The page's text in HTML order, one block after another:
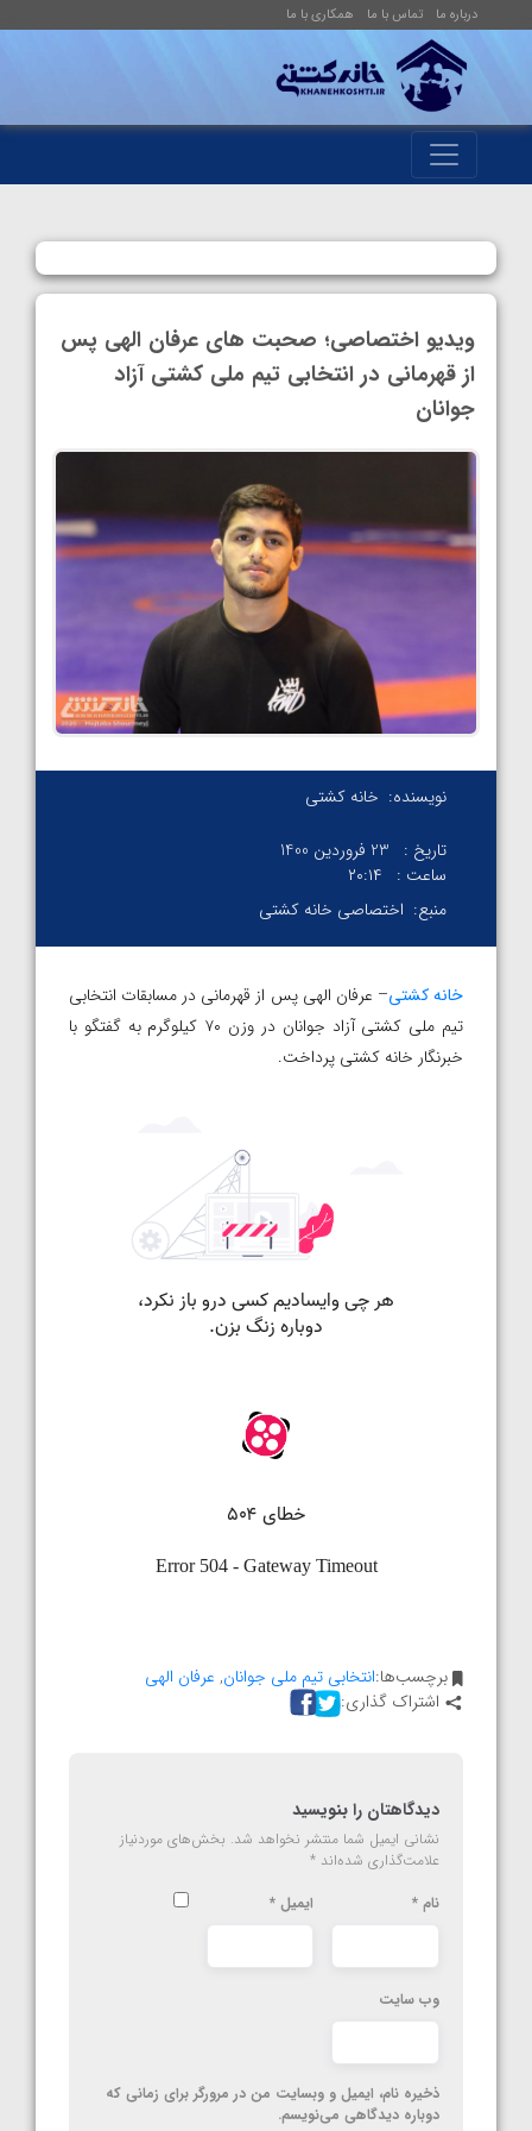
درباره ما تماس با ما همکاری با ما
ویدیو اختصاصی؛ صحبت های عرفان الهی پس
از قهرمانی در انتخابی تیم ملی کشتی آزاد
جوانان
نویسنده: خانه کشتی
تاریخ :
23 فروردین 1400
ساعت :
۲۰:۱۴
منبع: اختصاصی خانه کشتی
خانه کشتی– عرفان الهی پس از قهرمانی در مسابقات انتخابی
تیم ملی کشتی آزاد جوانان در وزن ۷۰ کیلوگرم به گفتگو با
خبرنگار خانه کشتی پرداخت.
برچسب‌ها:انتخابی تیم ملی جوانان, عرفان الهی
اشتراک گذاری:
دیدگاهتان را بنویسید
نشانی ایمیل شما منتشر نخواهد شد. بخش‌های موردنیاز
علامت‌گذاری شده‌اند *
نام * ایمیل *
وب‌ سایت
ذخیره نام، ایمیل و وبسایت من در مرورگر برای زمانی که
دوباره دیدگاهی می‌نویسم.